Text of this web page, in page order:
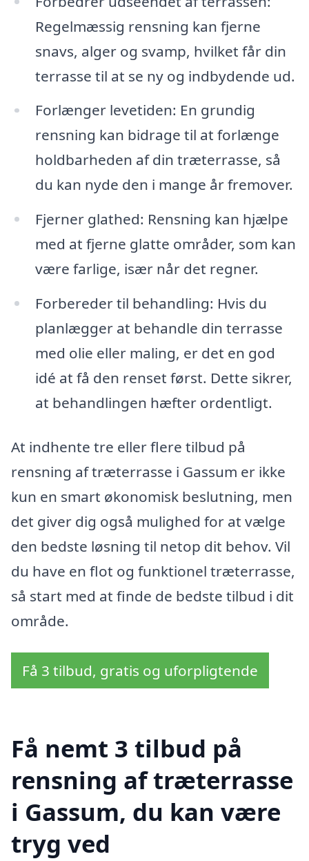
Regelmæssig rensning kan fjerne
snavs, alger og svamp, hvilket får din
terrasse til at se ny og indbydende ud.
Forlænger levetiden: En grundig
rensning kan bidrage til at forlænge
holdbarheden af din træterrasse, så
du kan nyde den i mange år fremover.
Fjerner glathed: Rensning kan hjælpe
med at fjerne glatte områder, som kan
være farlige, især når det regner.
Forbereder til behandling: Hvis du
planlægger at behandle din terrasse
med olie eller maling, er det en god
idé at få den renset først. Dette sikrer,
at behandlingen hæfter ordentligt.
At indhente tre eller flere tilbud på
rensning af træterrasse i Gassum er ikke
kun en smart økonomisk beslutning, men
det giver dig også mulighed for at vælge
den bedste løsning til netop dit behov. Vil
du have en flot og funktionel træterrasse,
så start med at finde de bedste tilbud i dit
område.
Få 3 tilbud, gratis og uforpligtende
Få nemt 3 tilbud på
rensning af træterrasse
i Gassum, du kan være
tryg ved